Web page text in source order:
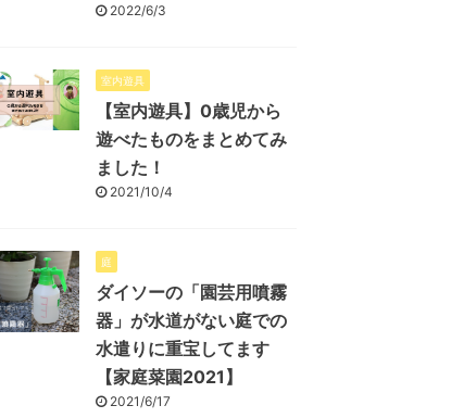
2022/6/3
室内遊具
【室内遊具】0歳児から
遊べたものをまとめてみ
ました！
2021/10/4
庭
ダイソーの「園芸用噴霧
器」が水道がない庭での
水遣りに重宝してます
【家庭菜園2021】
2021/6/17